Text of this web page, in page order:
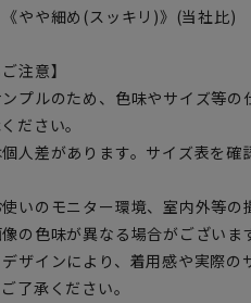
《やや細め(スッキリ)》(当社比)
注意】
プルのため、色味やサイズ等の
ださい。
人差があります。サイズ表を確
いのモニター環境、室内外等の
の色味が異なる場合がございま
ザインにより、着用感や実際の
了承ください。